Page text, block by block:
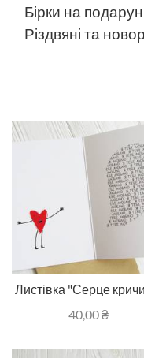
Бірки на
Різдвяні та
Листівка "Серце
40,00₴